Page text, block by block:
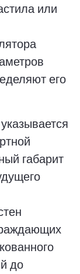
или
его
габарит
до